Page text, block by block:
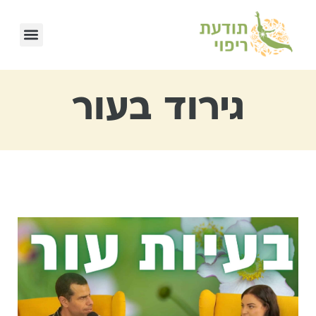
גירוד בעור